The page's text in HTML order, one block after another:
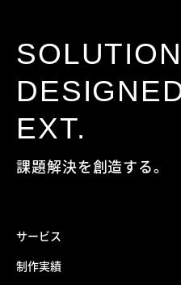
EXT.
課題解決を創造する。
サービス
制作実績